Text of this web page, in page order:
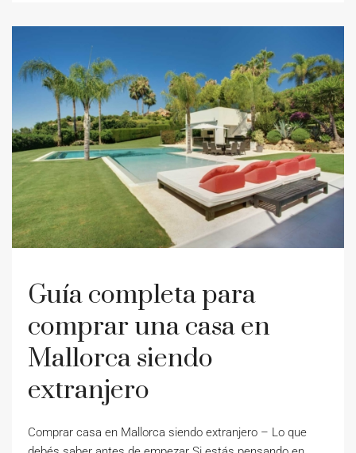
Guía completa para
comprar una casa en
Mallorca siendo
extranjero
Comprar casa en Mallorca siendo extranjero – Lo que